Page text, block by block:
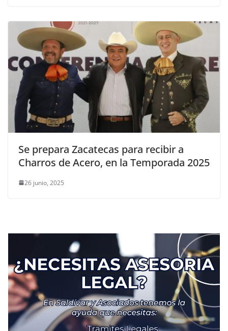
Se prepara Zacatecas para recibir a
Charros de Acero, en la Temporada 2025
26 junio, 2025